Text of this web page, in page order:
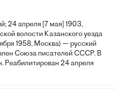
24 апреля [7 мая] 1903,
волости Казанского уезда
1958, Москва) — русский
Союза писателей СССР. В
Реабилитирован 24 апреля